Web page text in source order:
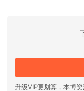
升级VIP更划算，本博